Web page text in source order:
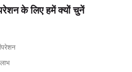
के लिए हमें क्यों चुनें